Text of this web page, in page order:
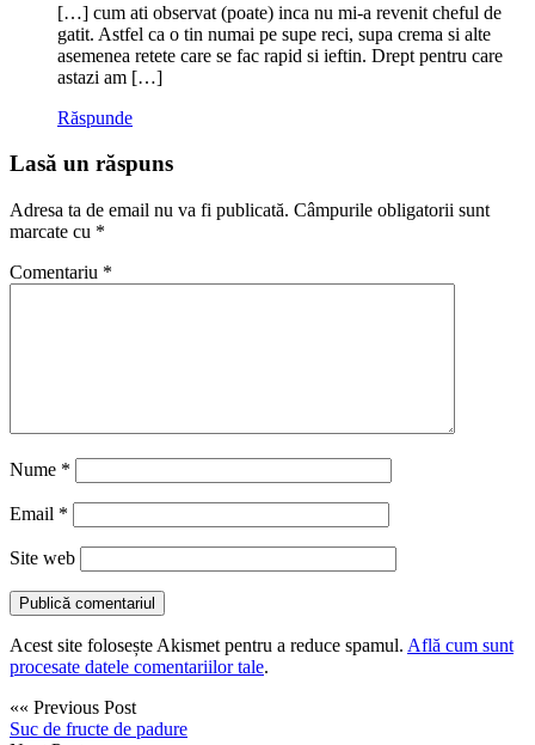
[…] cum ati observat (poate) inca nu mi-a revenit cheful de
gatit. Astfel ca o tin numai pe supe reci, supa crema si alte
asemenea retete care se fac rapid si ieftin. Drept pentru care
astazi am […]
Răspunde
Lasă un răspuns
Adresa ta de email nu va fi publicată. Câmpurile obligatorii sunt
marcate cu *
Comentariu *
Nume *
Email *
Site web
Acest site folosește Akismet pentru a reduce spamul. Află cum sunt
procesate datele comentariilor tale.
«« Previous Post
Suc de fructe de padure